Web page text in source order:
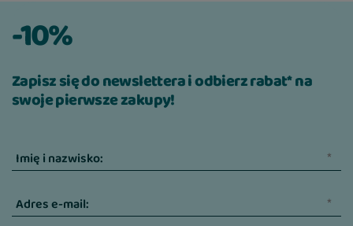
-10%
Zapisz się do newslettera i odbierz rabat* na
swoje pierwsze zakupy!
Imię i nazwisko:
Adres e-mail: